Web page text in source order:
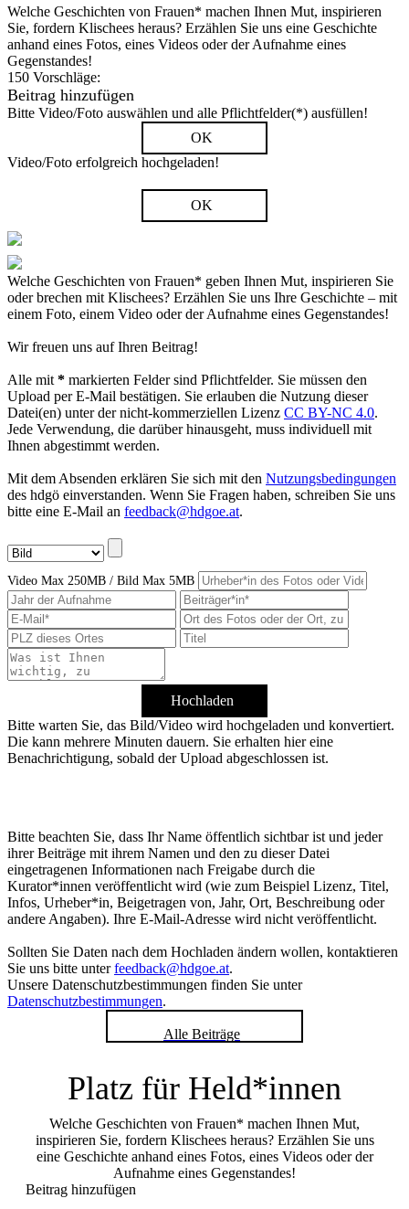
Welche Geschichten von Frauen* machen Ihnen Mut, inspirieren
Sie, fordern Klischees heraus? Erzählen Sie uns eine Geschichte
anhand eines Fotos, eines Videos oder der Aufnahme eines
Gegenstandes!
150 Vorschläge:
Beitrag hinzufügen
Bitte Video/Foto auswählen und alle Pflichtfelder(*) ausfüllen!
OK
Video/Foto erfolgreich hochgeladen!
OK
Welche Geschichten von Frauen* geben Ihnen Mut, inspirieren Sie
oder brechen mit Klischees? Erzählen Sie uns Ihre Geschichte – mit
einem Foto, einem Video oder der Aufnahme eines Gegenstandes!
Wir freuen uns auf Ihren Beitrag!
Alle mit * markierten Felder sind Pflichtfelder. Sie müssen den
Upload per E-Mail bestätigen. Sie erlauben die Nutzung dieser
Datei(en) unter der nicht-kommerziellen Lizenz CC BY-NC 4.0.
Jede Verwendung, die darüber hinausgeht, muss individuell mit
Ihnen abgestimmt werden.
Mit dem Absenden erklären Sie sich mit den Nutzungsbedingungen
des hdgö einverstanden. Wenn Sie Fragen haben, schreiben Sie uns
bitte eine E-Mail an feedback@hdgoe.at.
Video Max 250MB / Bild Max 5MB
Hochladen
Bitte warten Sie, das Bild/Video wird hochgeladen und konvertiert.
Die kann mehrere Minuten dauern. Sie erhalten hier eine
Benachrichtigung, sobald der Upload abgeschlossen ist.
Bitte beachten Sie, dass Ihr Name öffentlich sichtbar ist und jeder
ihrer Beiträge mit ihrem Namen und den zu dieser Datei
eingetragenen Informationen nach Freigabe durch die
Kurator*innen veröffentlicht wird (wie zum Beispiel Lizenz, Titel,
Infos, Urheber*in, Beigetragen von, Jahr, Ort, Beschreibung oder
andere Angaben). Ihre E-Mail-Adresse wird nicht veröffentlicht.
Sollten Sie Daten nach dem Hochladen ändern wollen, kontaktieren
Sie uns bitte unterfeedback@hdgoe.at.
Unsere Datenschutzbestimmungen finden Sie unter
Datenschutzbestimmungen.
Alle Beiträge
Platz für Held*innen
Welche Geschichten von Frauen* machen Ihnen Mut,
inspirieren Sie, fordern Klischees heraus? Erzählen Sie uns
eine Geschichte anhand eines Fotos, eines Videos oder der
Aufnahme eines Gegenstandes!
Beitrag hinzufügen